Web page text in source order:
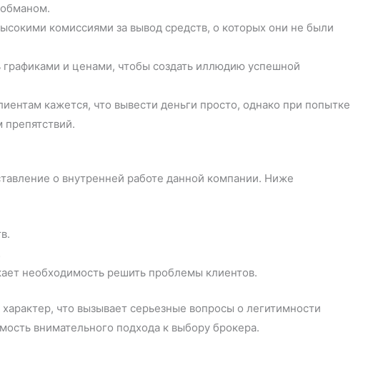
комиссиями за вывод средств, о которых они не были
и ценами, чтобы создать иллюдию успешной
кажется, что вывести деньги просто, однако при попытке
о внутренней работе данной компании. Ниже
необходимость решить проблемы клиентов.
что вызывает серьезные вопросы о легитимности
внимательного подхода к выбору брокера.